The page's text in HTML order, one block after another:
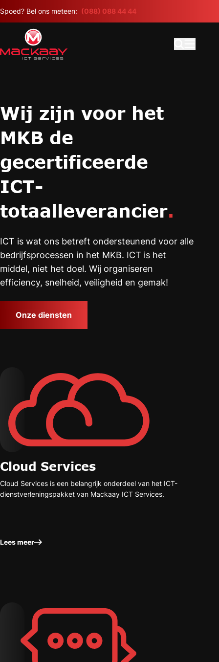
Spoed? Bel ons meteen: (088) 088 44 44
Wij zijn voor het
MKB de
gecertificeerde
ICT-
totaalleverancier.
ICT is wat ons betreft ondersteunend voor alle
bedrijfsprocessen in het MKB. ICT is het
middel, niet het doel. Wij organiseren
efficiency, snelheid, veiligheid en gemak!
Onze diensten
Cloud Services
Cloud Services is een belangrijk onderdeel van het ICT-
dienstverleningspakket van Mackaay ICT Services.
Lees meer